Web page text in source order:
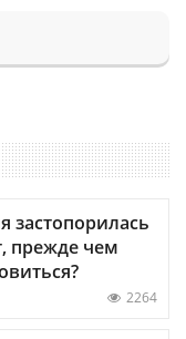
застопорилась
прежде чем
2264